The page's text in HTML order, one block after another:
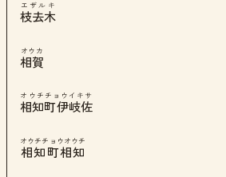
枝去木
エザルキ
相賀
オウカ
相知町伊岐佐
オウチチョウイキサ
相知町相知
オウチチョウオウチ